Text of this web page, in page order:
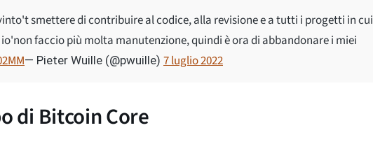
smettere di contribuire al codice, alla revisione e a tutti i progetti in cui
faccio più molta manutenzione, quindi è ora di abbandonare i miei
— Pieter Wuille (@pwuille) 7 luglio 2022
di Bitcoin Core